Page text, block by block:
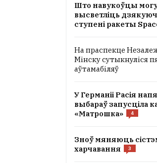
Што навукоўцы
высветліць
ступені ракеты
На праспекце
Мінску сутыкнуліся
аўтамабіляў
У Германіі Расія
выбараў запусціла
«Матрошка»
4
Зноў мяняюць
харчавання
3